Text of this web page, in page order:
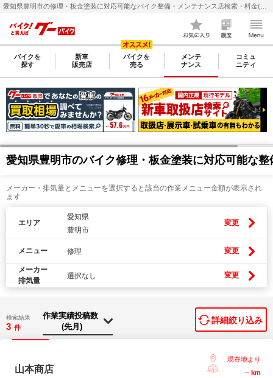
バイクを
探す
新車
販売店
バイクを
売る
メンテ
ナンス
コミュ
ニティ
愛知県豊明市のバイク修理・板金塗装に対応可能な整
メーカー・排気量とメニューを選択すると該当の作業メニュー金額が表示され
ます
エリア
愛知県
豊明市
変更
メニュー 修理 変更
メーカー
排気量
選択なし 変更
検索結果
3 件
詳細絞り込み
山本商店
現在地より
-- km